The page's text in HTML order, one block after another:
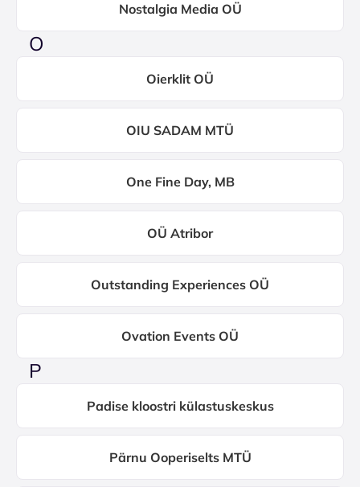
Nostalgia Media OÜ
O
Oierklit OÜ
OIU SADAM MTÜ
One Fine Day, MB
OÜ Atribor
Outstanding Experiences OÜ
Ovation Events OÜ
P
Padise kloostri külastuskeskus
Pärnu Ooperiselts MTÜ